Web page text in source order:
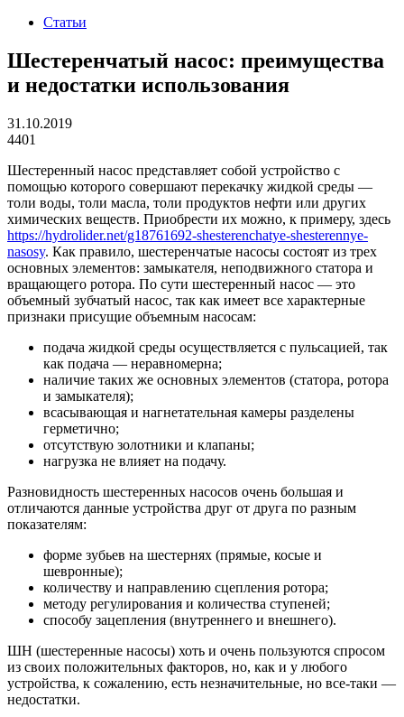
Статьи
Шестеренчатый насос: преимущества
и недостатки использования
31.10.2019
4401
Шестеренный насос представляет собой устройство с
помощью которого совершают перекачку жидкой среды —
толи воды, толи масла, толи продуктов нефти или других
химических веществ. Приобрести их можно, к примеру, здесь
https://hydrolider.net/g18761692-shesterenchatye-shesterennye-
nasosy. Как правило, шестеренчатые насосы состоят из трех
основных элементов: замыкателя, неподвижного статора и
вращающего ротора. По сути шестеренный насос — это
объемный зубчатый насос, так как имеет все характерные
признаки присущие объемным насосам:
подача жидкой среды осуществляется с пульсацией, так
как подача — неравномерна;
наличие таких же основных элементов (статора, ротора
и замыкателя);
всасывающая и нагнетательная камеры разделены
герметично;
отсутствую золотники и клапаны;
нагрузка не влияет на подачу.
Разновидность шестеренных насосов очень большая и
отличаются данные устройства друг от друга по разным
показателям:
форме зубьев на шестернях (прямые, косые и
шевронные);
количеству и направлению сцепления ротора;
методу регулирования и количества ступеней;
способу зацепления (внутреннего и внешнего).
ШН (шестеренные насосы) хоть и очень пользуются спросом
из своих положительных факторов, но, как и у любого
устройства, к сожалению, есть незначительные, но все-таки —
недостатки.